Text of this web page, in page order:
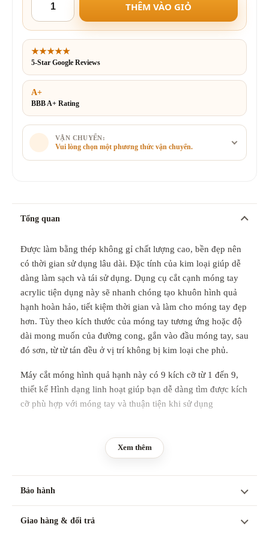
THÊM VÀO GIỎ
★★★★★
5-Star Google Reviews
A+
BBB A+ Rating
VẬN CHUYỂN:
Vui lòng chọn một phương thức vận chuyển.
Tổng quan
Được làm bằng thép không gỉ chất lượng cao, bền đẹp nên
có thời gian sử dụng lâu dài. Đặc tính của kim loại giúp dễ
dàng làm sạch và tái sử dụng. Dụng cụ cắt cạnh móng tay
acrylic tiện dụng này sẽ nhanh chóng tạo khuôn hình quả
hạnh hoàn hảo, tiết kiệm thời gian và làm cho móng tay đẹp
hơn. Tùy theo kích thước của móng tay tương ứng hoặc độ
dài mong muốn của đường cong, gắn vào đầu móng tay, sau
đó sơn, từ từ tán đều ở vị trí không bị kim loại che phủ.
Máy cắt móng hình quả hạnh này có 9 kích cỡ từ 1 đến 9,
thiết kế Hình dạng linh hoạt giúp bạn dễ dàng tìm được kích
cỡ phù hợp với móng tay và thuận tiện khi sử dụng
Phủ một lớp Clear Top Coat lên móng
Để acrylic màu hồng hoặc trắng khô trong khoảng
Xem thêm
Bảo hành
Giao hàng & đổi trả